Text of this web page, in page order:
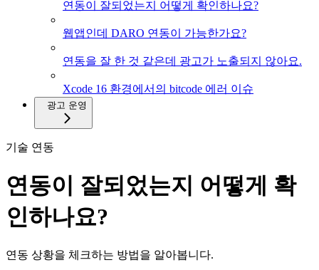
연동이 잘되었는지 어떻게 확인하나요?
웹앱인데 DARO 연동이 가능한가요?
연동을 잘 한 것 같은데 광고가 노출되지 않아요.
Xcode 16 환경에서의 bitcode 에러 이슈
광고 운영
기술 연동
연동이 잘되었는지 어떻게 확
인하나요?
연동 상황을 체크하는 방법을 알아봅니다.